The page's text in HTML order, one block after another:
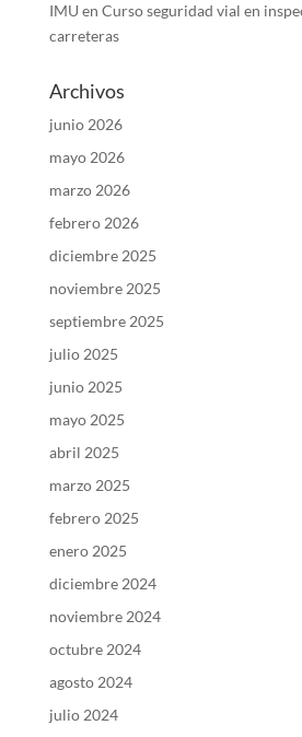
IMU en Curso seguridad vial en
carreteras
Archivos
junio 2026
mayo 2026
marzo 2026
febrero 2026
diciembre 2025
noviembre 2025
septiembre 2025
julio 2025
junio 2025
mayo 2025
abril 2025
marzo 2025
febrero 2025
enero 2025
diciembre 2024
noviembre 2024
octubre 2024
agosto 2024
julio 2024